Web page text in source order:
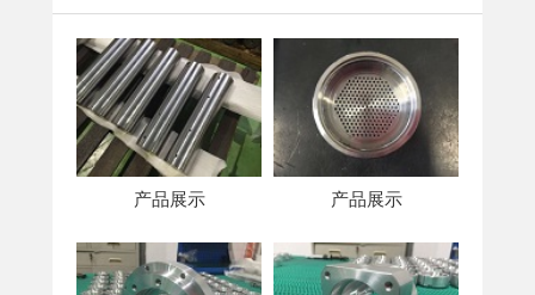
产品展示 产品展示